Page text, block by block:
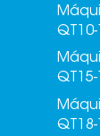
QT10-
QT15-
QT18-